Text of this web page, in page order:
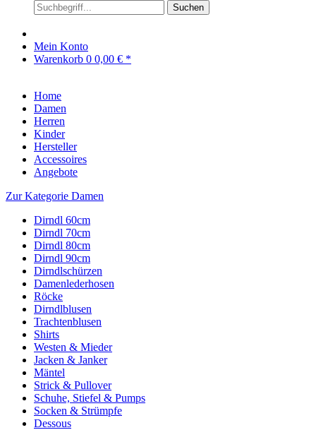
Suchen
Mein Konto
Warenkorb 0 0,00 € *
Home
Damen
Herren
Kinder
Hersteller
Accessoires
Angebote
Zur Kategorie Damen
Dirndl 60cm
Dirndl 70cm
Dirndl 80cm
Dirndl 90cm
Dirndlschürzen
Damenlederhosen
Röcke
Dirndlblusen
Trachtenblusen
Shirts
Westen & Mieder
Jacken & Janker
Mäntel
Strick & Pullover
Schuhe, Stiefel & Pumps
Socken & Strümpfe
Dessous